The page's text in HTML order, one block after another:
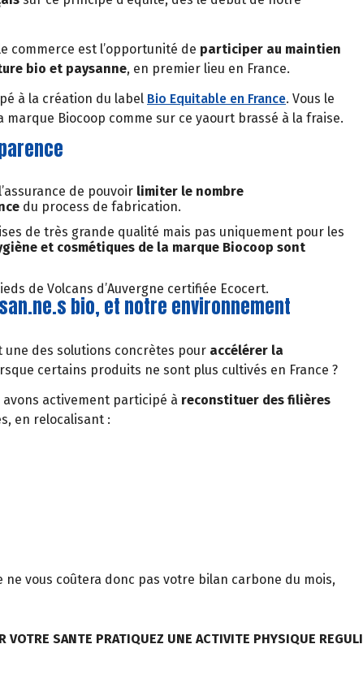
commerce est l’opportunité de participer au maintien
bio et paysanne, en premier lieu en France.
à la création du label Bio Equitable en France. Vous le
Biocoop comme sur ce yaourt brassé à la fraise.
de pouvoir limiter le nombre
du process de fabrication.
de très grande qualité mais pas uniquement pour les
et cosmétiques de la marque Biocoop sont
de Volcans d’Auvergne certifiée Ecocert.
bio, et notre environnement
des solutions concrètes pour accélérer la
certains produits ne sont plus cultivés en France ?
avons activement participé à reconstituer des filières
en relocalisant :
vous coûtera donc pas votre bilan carbone du mois,
VOTRE SANTE PRATIQUEZ UNE ACTIVITE PHYSIQUE